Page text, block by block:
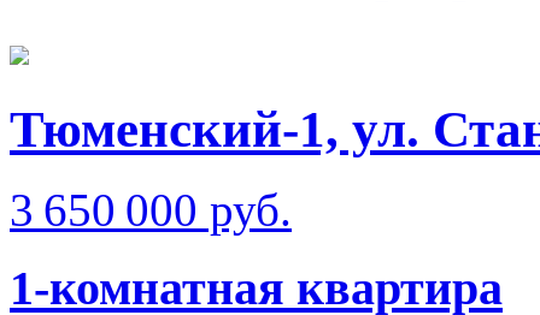
Тюменский-1, ул.
3 650 000 руб.
1-комнатная квартира